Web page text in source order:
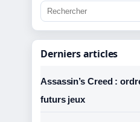
Derniers articles
Assassin’s Creed :
futurs jeux